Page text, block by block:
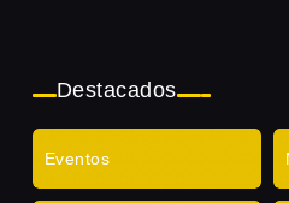
Destacados
Eventos